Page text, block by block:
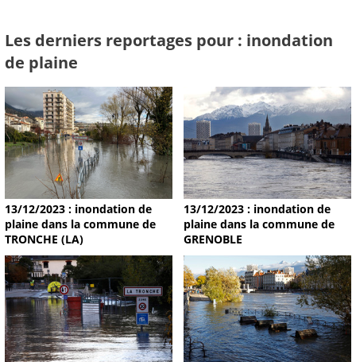
Les derniers reportages pour : inondation
de plaine
13/12/2023 : inondation de
plaine dans la commune de
TRONCHE (LA)
13/12/2023 : inondation de
plaine dans la commune de
GRENOBLE